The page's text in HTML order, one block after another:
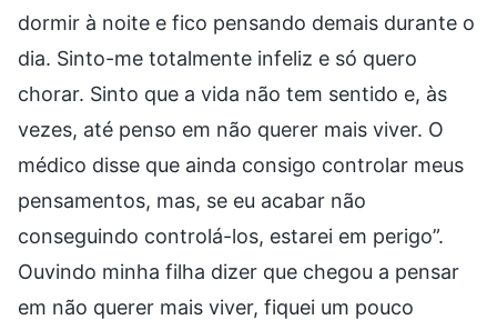
dormir à noite e fico pensando demais durante o
dia. Sinto-me totalmente infeliz e só quero
chorar. Sinto que a vida não tem sentido e, às
vezes, até penso em não querer mais viver. O
médico disse que ainda consigo controlar meus
pensamentos, mas, se eu acabar não
conseguindo controlá-los, estarei em perigo”.
Ouvindo minha filha dizer que chegou a pensar
em não querer mais viver, fiquei um pouco